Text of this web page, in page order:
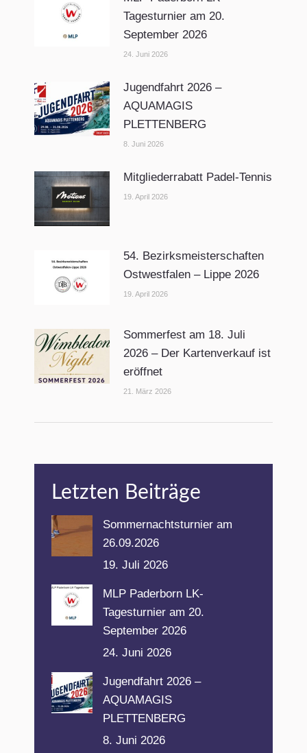
Tagesturnier am 20.
September 2026
24. Juni 2026
Jugendfahrt 2026 –
AQUAMAGIS
PLETTENBERG
8. Juni 2026
Mitgliederrabatt Padel-Tennis
19. April 2026
54. Bezirksmeisterschaften
Ostwestfalen – Lippe 2026
19. April 2026
Sommerfest am 18. Juli
2026 – Der Kartenverkauf ist
eröffnet
21. März 2026
Letzten Beiträge
Sommernachtsturnier am
26.09.2026
19. Juli 2026
MLP Paderborn LK-
Tagesturnier am 20.
September 2026
24. Juni 2026
Jugendfahrt 2026 –
AQUAMAGIS
PLETTENBERG
8. Juni 2026